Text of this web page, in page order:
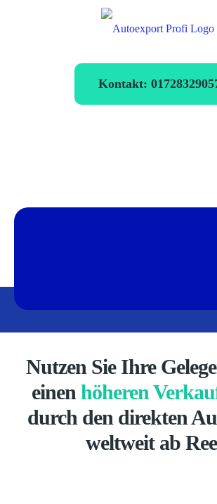
Kontakt:
Nutzen Sie Ihre
einen höheren
durch den direkten
weltweit ab